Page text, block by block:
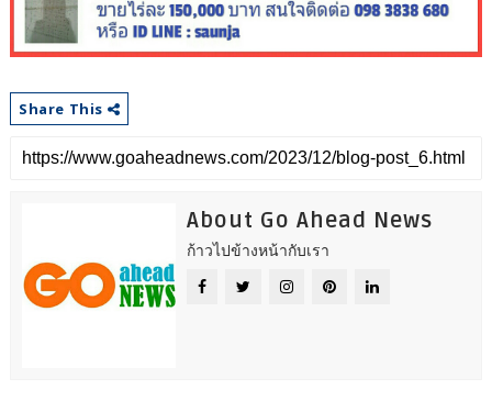
Share This
About Go Ahead News
ก้าวไปข้างหน้ากับเรา